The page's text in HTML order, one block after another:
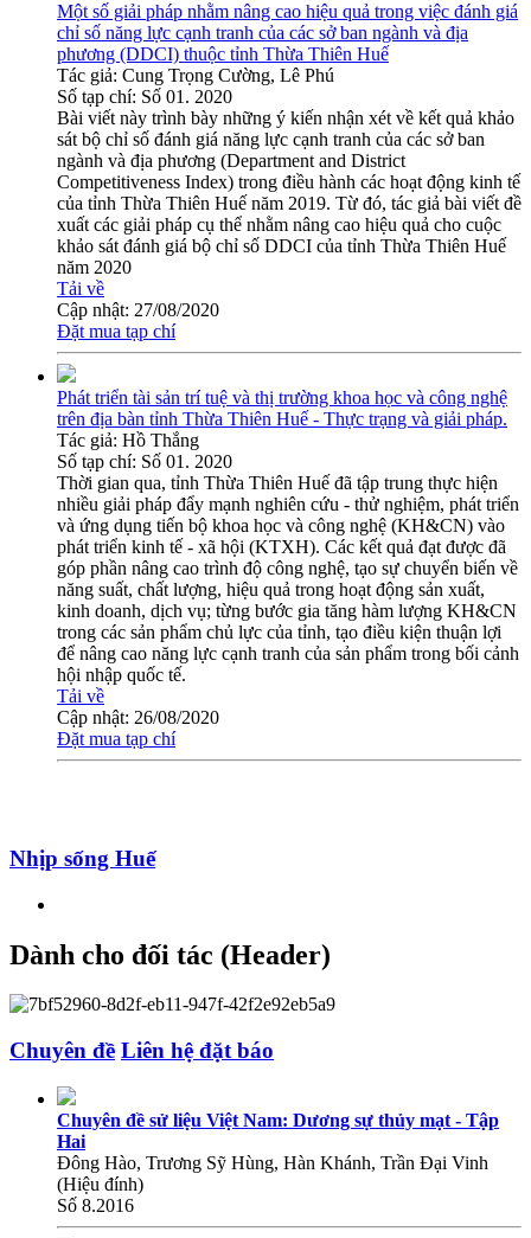
Một số giải pháp nhằm nâng cao hiệu quả trong việc đánh giá
chỉ số năng lực cạnh tranh của các sở ban ngành và địa
phương (DDCI) thuộc tỉnh Thừa Thiên Huế
Tác giả: Cung Trọng Cường, Lê Phú
Số tạp chí: Số 01. 2020
Bài viết này trình bày những ý kiến nhận xét về kết quả khảo
sát bộ chỉ số đánh giá năng lực cạnh tranh của các sở ban
ngành và địa phương (Department and District
Competitiveness Index) trong điều hành các hoạt động kinh tế
của tỉnh Thừa Thiên Huế năm 2019. Từ đó, tác giả bài viết đề
xuất các giải pháp cụ thể nhằm nâng cao hiệu quả cho cuộc
khảo sát đánh giá bộ chỉ số DDCI của tỉnh Thừa Thiên Huế
năm 2020
Tải về
Cập nhật: 27/08/2020
Đặt mua tạp chí
Phát triển tài sản trí tuệ và thị trường khoa học và công nghệ
trên địa bàn tỉnh Thừa Thiên Huế - Thực trạng và giải pháp.
Tác giả: Hồ Thắng
Số tạp chí: Số 01. 2020
Thời gian qua, tỉnh Thừa Thiên Huế đã tập trung thực hiện
nhiều giải pháp đẩy mạnh nghiên cứu - thử nghiệm, phát triển
và ứng dụng tiến bộ khoa học và công nghệ (KH&CN) vào
phát triển kinh tế - xã hội (KTXH). Các kết quả đạt được đã
góp phần nâng cao trình độ công nghệ, tạo sự chuyển biến về
năng suất, chất lượng, hiệu quả trong hoạt động sản xuất,
kinh doanh, dịch vụ; từng bước gia tăng hàm lượng KH&CN
trong các sản phẩm chủ lực của tỉnh, tạo điều kiện thuận lợi
để nâng cao năng lực cạnh tranh của sản phẩm trong bối cảnh
hội nhập quốc tế.
Tải về
Cập nhật: 26/08/2020
Đặt mua tạp chí
Nhịp sống Huế
Dành cho đối tác (Header)
Chuyên đề Liên hệ đặt báo
Chuyên đề sử liệu Việt Nam: Dương sự thủy mạt - Tập
Hai
Đông Hào, Trương Sỹ Hùng, Hàn Khánh, Trần Đại Vinh
(Hiệu đính)
Số 8.2016